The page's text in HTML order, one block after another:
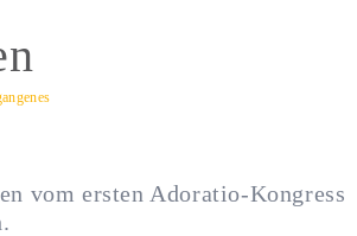
vom ersten Adoratio-Kongress